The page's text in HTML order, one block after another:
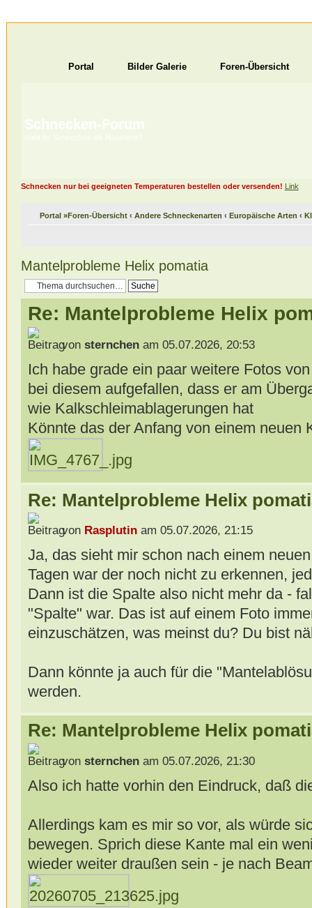
Portal Bilder Galerie Foren-Übersicht
Schnecken-Forum
Habt ihr Schnecken als Haustiere?
Schnecken nur bei geeigneten Temperaturen bestellen oder versenden! Link
Portal»Foren-Übersicht ‹ Andere Schneckenarten ‹ Europäische Arten ‹
Mantelprobleme Helix pomatia
Re: Mantelprobleme Helix
von sternchenam 05.07.2026, 20:53
Ich habe grade ein paar weitere Fotos
bei diesem aufgefallen, dass er am
wie Kalkschleimablagerungen hat
Könnte das der Anfang von einem neuen
Re: Mantelprobleme Helix
von Rasplutinam 05.07.2026, 21:15
Ja, das sieht mir schon nach einem
Tagen war der noch nicht zu erkennen,
Dann ist die Spalte also nicht mehr da -
"Spalte" war. Das ist auf einem Foto
einzuschätzen, was meinst du? Du bist
Dann könnte ja auch für die
werden.
Re: Mantelprobleme Helix
von sternchenam 05.07.2026, 21:30
Also ich hatte vorhin den Eindruck, daß
Allerdings kam es mir so vor, als würde
bewegen. Sprich diese Kante mal ein
wieder weiter draußen sein - je nach